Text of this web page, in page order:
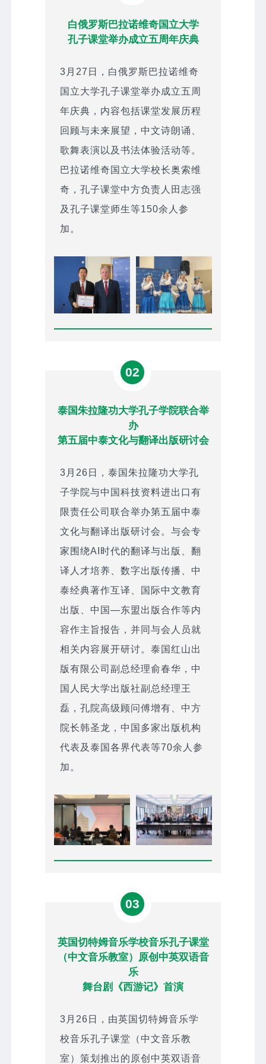
白俄罗斯巴拉诺维奇国立大学
孔子课堂举办成立五周年庆典
3月27日，白俄罗斯巴拉诺维奇
国立大学孔子课堂举办成立五周
年庆典，内容包括课堂发展历程
回顾与未来展望，中文诗朗诵、
歌舞表演以及书法体验活动等。
巴拉诺维奇国立大学校长奥索维
奇，孔子课堂中方负责人田志强
及孔子课堂师生等150余人参
加。
02
泰国朱拉隆功大学孔子学院联合举
办
第五届中泰文化与翻译出版研讨会
3月26日，泰国朱拉隆功大学孔
子学院与中国科技资料进出口有
限责任公司联合举办第五届中泰
文化与翻译出版研讨会。与会专
家围绕AI时代的翻译与出版、翻
译人才培养、数字出版传播、中
泰经典著作互译、国际中文教育
出版、中国—东盟出版合作等内
容作主旨报告，并同与会人员就
相关内容展开研讨。泰国红山出
版有限公司副总经理俞春华，中
国人民大学出版社副总经理王
磊，孔院高级顾问傅增有、中方
院长韩圣龙，中国多家出版机构
代表及泰国各界代表等70余人参
加。
03
英国切特姆音乐学校音乐孔子课堂
（中文音乐教室）原创中英双语音
乐
舞台剧《西游记》首演
3月26日，由英国切特姆音乐学
校音乐孔子课堂（中文音乐教
室）策划推出的原创中英双语音